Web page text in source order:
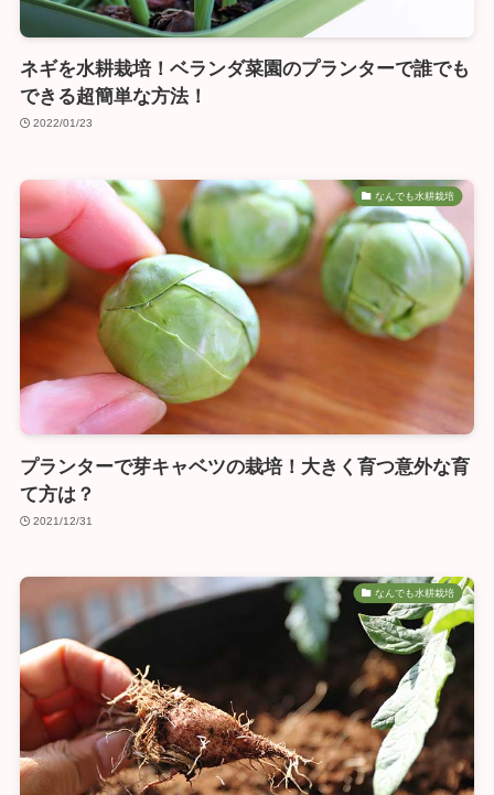
ネギを水耕栽培！ベランダ菜園のプランターで誰でも
できる超簡単な方法！
2022/01/23
なんでも水耕栽培
プランターで芽キャベツの栽培！大きく育つ意外な育
て方は？
2021/12/31
なんでも水耕栽培